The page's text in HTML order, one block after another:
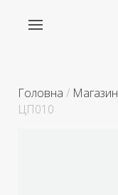
Головна / Магазин
ЦП010